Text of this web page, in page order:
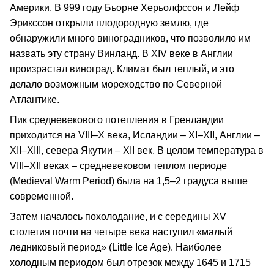
Америки. В 999 году Бьорне Херьолфссон и Лейф
Эрикссон открыли плодородную землю, где
обнаружили много виноградников, что позволило им
назвать эту страну Винланд. В XIV веке в Англии
произрастал виноград. Климат был теплый, и это
делало возможным мореходство по Северной
Атлантике.
Пик средневекового потепления в Гренландии
приходится на VIII–X века, Исландии – XI–XII, Англии –
XII–XIII, севера Якутии – XII век. В целом температура в
VIII–XII веках – средневековом теплом периоде
(Medieval Warm Period) была на 1,5–2 градуса выше
современной.
Затем началось похолодание, и с середины XV
столетия почти на четыре века наступил «малый
ледниковый период» (Little Ice Age). Наиболее
холодным периодом был отрезок между 1645 и 1715